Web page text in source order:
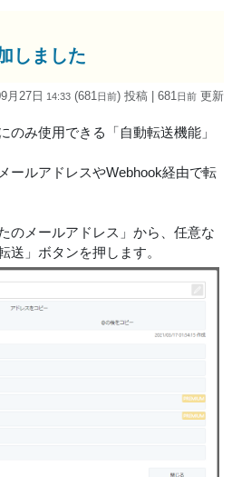
しました
月27日 14:33 (681 日前) 投稿 | 681 日前 更新
のみ使用できる「自動転送機能」
ールアドレスやWebhook経由で転
のメールアドレス」から、任意な
送」ボタンを押します。